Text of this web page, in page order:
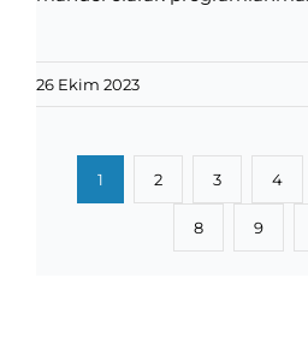
26 Ekim 2023
1 2 3 4
8 9